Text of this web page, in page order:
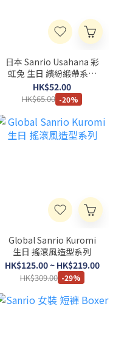
日本 Sanrio Usahana 彩
虹兔 生日 繽紛緞帶系列
三色原子筆
HK$52.00
HK$65.00 -20%
Global Sanrio Kuromi
生日 搖滾風造型系列
HK$125.00 ~ HK$219.00
HK$309.00 -29%